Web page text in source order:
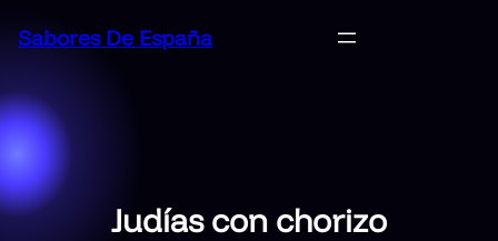
Sabores De España
Judías con chorizo